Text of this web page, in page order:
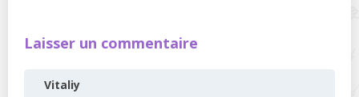
Laisser un commentaire
Vitaliy